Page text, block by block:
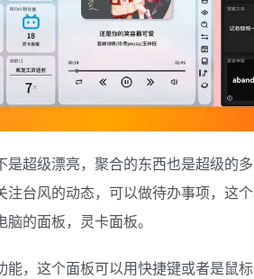
是超级漂亮，聚合的东西也是超级的
注台风的动态，可以做待办事项，这
的面板，灵卡面板。
能，这个面板可以用快捷键或者是鼠